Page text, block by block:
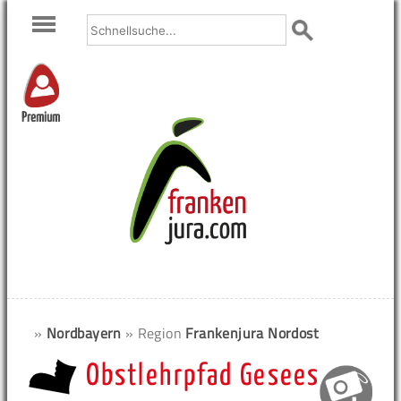
Premium
» Nordbayern » Region Frankenjura Nordost
Obstlehrpfad Gesees